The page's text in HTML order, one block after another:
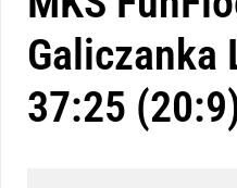
Galiczanka
37:25